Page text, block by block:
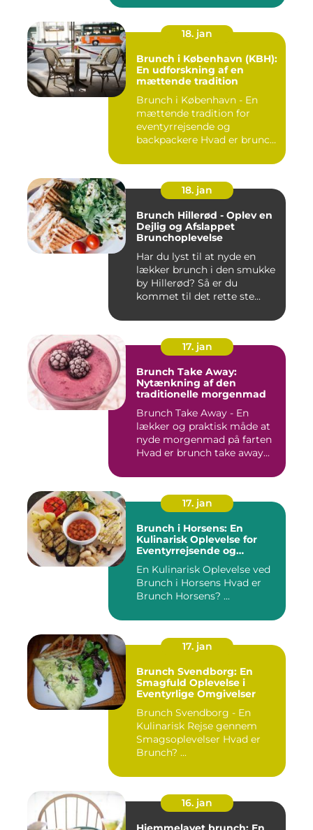
18. jan
Brunch i København (KBH):
En udforskning af en
mættende tradition
Brunch i København - En
mættende tradition for
eventyrrejsende og
backpackere Hvad er brunch
18. jan
Brunch Hillerød - Oplev en
Dejlig og Afslappet
Brunchoplevelse
Har du lyst til at nyde en
lækker brunch i den smukke
by Hillerød? Så er du
kommet til det rette ste...
17. jan
Brunch Take Away:
Nytænkning af den
traditionelle morgenmad
Brunch Take Away - En
lækker og praktisk måde at
nyde morgenmad på farten
Hvad er brunch take away...
17. jan
Brunch i Horsens: En
Kulinarisk Oplevelse for
Eventyrrejsende og
En Kulinarisk Oplevelse ved
Brunch i Horsens Hvad er
Brunch Horsens? ...
17. jan
Brunch Svendborg: En
Smagfuld Oplevelse i
Eventyrlige Omgivelser
Brunch Svendborg - En
Kulinarisk Rejse gennem
Smagsoplevelser Hvad er
Brunch? ...
16. jan